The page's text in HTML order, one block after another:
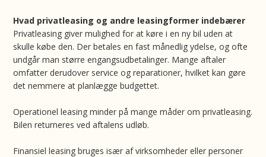
Hvad privatleasing og andre leasingformer indebærer
Privatleasing giver mulighed for at køre i en ny bil uden at
skulle købe den. Der betales en fast månedlig ydelse, og ofte
undgår man større engangsudbetalinger. Mange aftaler
omfatter derudover service og reparationer, hvilket kan gøre
det nemmere at planlægge budgettet.
Operationel leasing minder på mange måder om privatleasing.
Bilen returneres ved aftalens udløb.
Finansiel leasing bruges især af virksomheder eller personer